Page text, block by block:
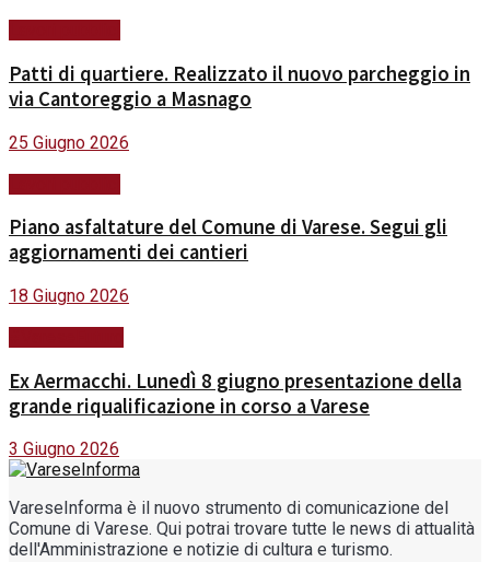
Patti di quartiere. Realizzato il nuovo parcheggio in
via Cantoreggio a Masnago
25 Giugno 2026
Piano asfaltature del Comune di Varese. Segui gli
aggiornamenti dei cantieri
18 Giugno 2026
Ex Aermacchi. Lunedì 8 giugno presentazione della
grande riqualificazione in corso a Varese
3 Giugno 2026
VareseInforma è il nuovo strumento di comunicazione del
Comune di Varese. Qui potrai trovare tutte le news di attualità
dell'Amministrazione e notizie di cultura e turismo.